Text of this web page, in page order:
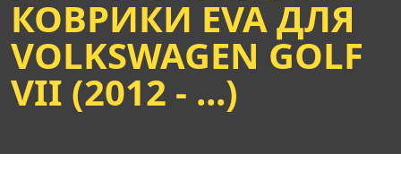
КОВРИКИ EVA ДЛЯ
VOLKSWAGEN GOLF
VII (2012 - ...)